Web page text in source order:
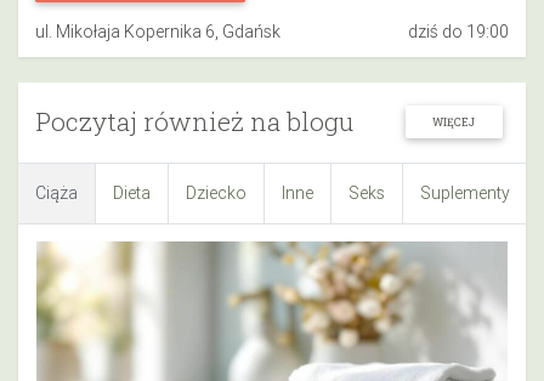
ul. Mikołaja Kopernika 6, Gdańsk dziś do 19:00
Poczytaj również na blogu WIĘCEJ
Ciąża Dieta Dziecko Inne Seks Suplementy